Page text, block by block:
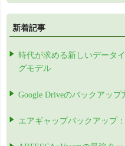
新着記事
時代が求める新しいデータ
グモデル
Google Driveのバックアップ
エアギャップバックアップ